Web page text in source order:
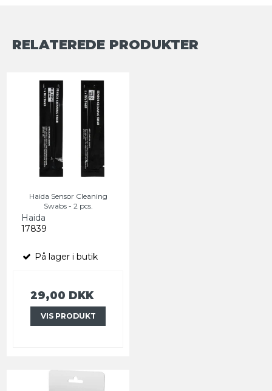
RELATEREDE PRODUKTER
Haida Sensor Cleaning
Swabs - 2 pcs.
Haida
17839
På lager i butik
29,00 DKK
VIS PRODUKT